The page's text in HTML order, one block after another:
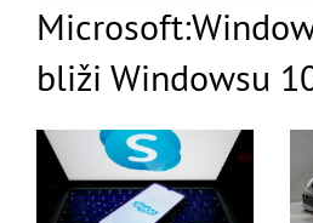
bliži Windowsu